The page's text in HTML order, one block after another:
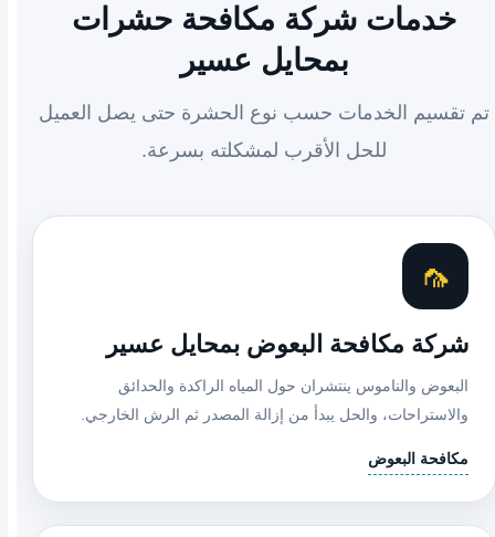
خدمات شركة مكافحة حشرات
بمحايل عسير
تم تقسيم الخدمات حسب نوع الحشرة حتى يصل العميل
للحل الأقرب لمشكلته بسرعة.
🦟
شركة مكافحة البعوض بمحايل عسير
البعوض والناموس ينتشران حول المياه الراكدة والحدائق
والاستراحات، والحل يبدأ من إزالة المصدر ثم الرش الخارجي.
مكافحة البعوض